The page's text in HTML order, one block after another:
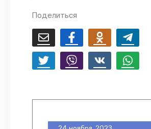
Поделиться